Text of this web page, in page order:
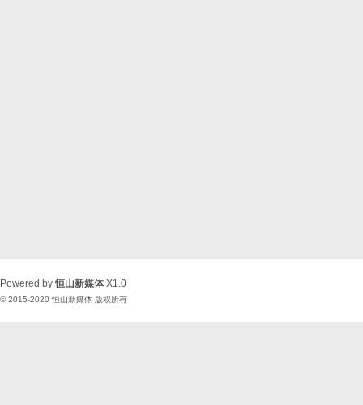
Powered by恒山新媒体 X1.0
© 2015-2020 恒山新媒体 版权所有